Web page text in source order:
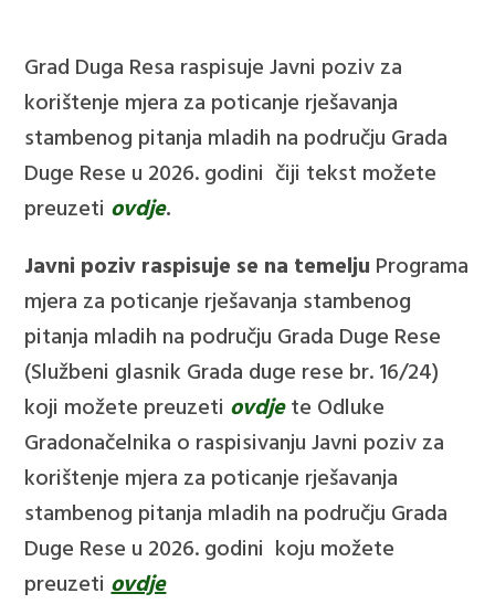
Grad Duga Resa raspisuje Javni poziv za
korištenje mjera za poticanje rješavanja
stambenog pitanja mladih na području Grada
Duge Rese u 2026. godini čiji tekst možete
preuzeti ovdje.
Javni poziv raspisuje se na temelju Programa
mjera za poticanje rješavanja stambenog
pitanja mladih na području Grada Duge Rese
(Službeni glasnik Grada duge rese br. 16/24)
koji možete preuzeti ovdjete Odluke
Gradonačelnika o raspisivanju Javni poziv za
korištenje mjera za poticanje rješavanja
stambenog pitanja mladih na području Grada
Duge Rese u 2026. godini koju možete
preuzetiovdje